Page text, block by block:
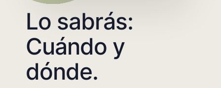
Lo sabrás:
Cuándo y
dónde.